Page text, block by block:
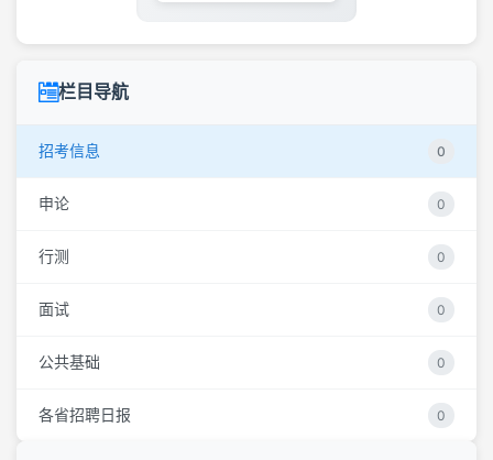
栏目导航
招考信息 0
申论 0
行测 0
面试 0
公共基础 0
各省招聘日报 0